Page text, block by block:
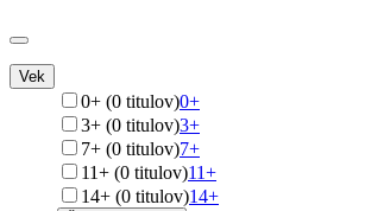
Vek
0+ (0 titulov)0+
3+ (0 titulov)3+
7+ (0 titulov)7+
11+ (0 titulov)11+
14+ (0 titulov)14+